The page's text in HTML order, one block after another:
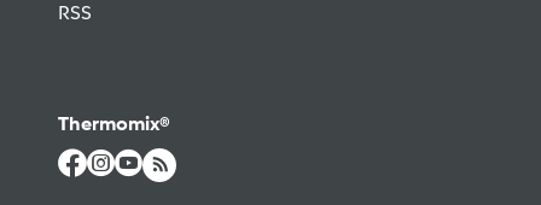
RSS
Thermomix®